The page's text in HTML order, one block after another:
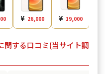
¥ 26,000 ¥ 19,000
関する口コミ(当サイト調